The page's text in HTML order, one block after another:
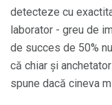
detecteze cu
laborator - greu de
de succes de 50%
că chiar și
spune dacă cineva